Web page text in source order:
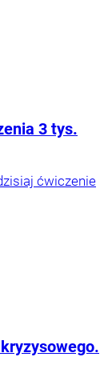
3 tys.
ćwiczenie